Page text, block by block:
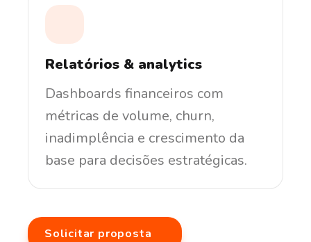
Relatórios & analytics
Dashboards financeiros com
métricas de volume, churn,
inadimplência e crescimento da
base para decisões estratégicas.
Solicitar proposta